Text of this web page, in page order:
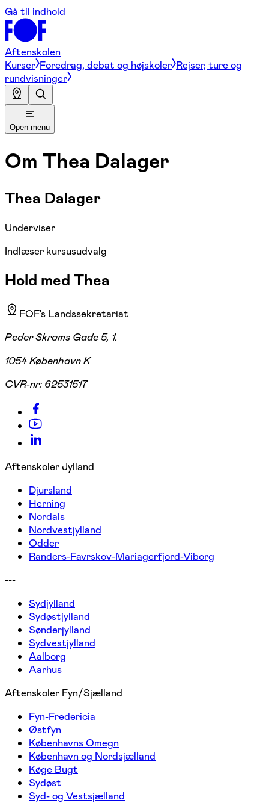
Gå til indhold
Aftenskolen
Kurser Foredrag, debat og højskoler Rejser, ture og
rundvisninger
Open menu
Om Thea Dalager
Thea Dalager
Underviser
Indlæser kursusudvalg
Hold med Thea
FOF's Landssekretariat
Peder Skrams Gade 5, 1.
1054 København K
CVR-nr: 62531517
Aftenskoler Jylland
Djursland
Herning
Nordals
Nordvestjylland
Odder
Randers-Favrskov-Mariagerfjord-Viborg
---
Sydjylland
Sydøstjylland
Sønderjylland
Sydvestjylland
Aalborg
Aarhus
Aftenskoler Fyn/Sjælland
Fyn-Fredericia
Østfyn
Københavns Omegn
København og Nordsjælland
Køge Bugt
Sydøst
Syd- og Vestsjælland